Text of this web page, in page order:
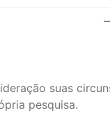
suas
pesquisa.